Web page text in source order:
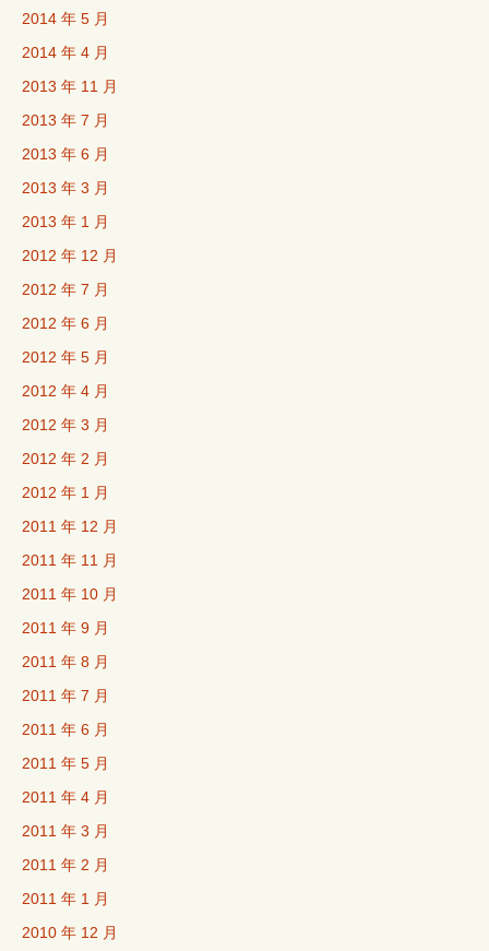
2014 年 5 月
2014 年 4 月
2013 年 11 月
2013 年 7 月
2013 年 6 月
2013 年 3 月
2013 年 1 月
2012 年 12 月
2012 年 7 月
2012 年 6 月
2012 年 5 月
2012 年 4 月
2012 年 3 月
2012 年 2 月
2012 年 1 月
2011 年 12 月
2011 年 11 月
2011 年 10 月
2011 年 9 月
2011 年 8 月
2011 年 7 月
2011 年 6 月
2011 年 5 月
2011 年 4 月
2011 年 3 月
2011 年 2 月
2011 年 1 月
2010 年 12 月